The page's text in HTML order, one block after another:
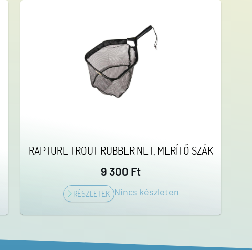
RAPTURE TROUT RUBBER NET, MERÍTŐ SZÁK
9 300 Ft
RÉSZLETEK Nincs készleten